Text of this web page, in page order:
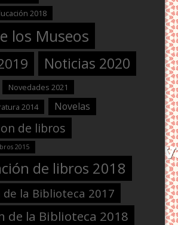
2018
los Museos
Noticias 2020
Novedades 2021
2014
Novelas
de libros
2015
de libros 2018
la Biblioteca 2017
de la Biblioteca 2018